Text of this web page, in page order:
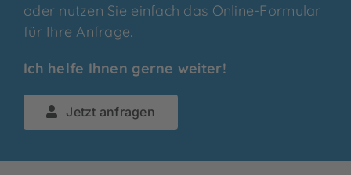
oder nutzen Sie einfach das Online-Formular
für Ihre Anfrage.
Ich helfe Ihnen gerne weiter!
Jetzt anfragen